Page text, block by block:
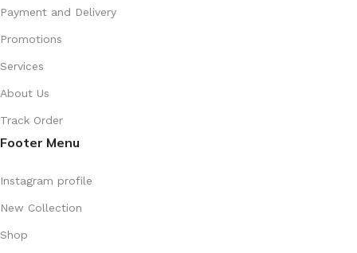
Payment and Delivery
Promotions
Services
About Us
Track Order
Footer Menu
Instagram profile
New Collection
Shop